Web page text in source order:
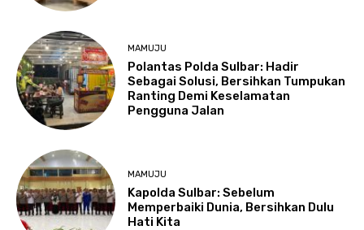
MAMUJU
Polantas Polda Sulbar: Hadir
Sebagai Solusi, Bersihkan Tumpukan
Ranting Demi Keselamatan
Pengguna Jalan
MAMUJU
Kapolda Sulbar: Sebelum
Memperbaiki Dunia, Bersihkan Dulu
Hati Kita